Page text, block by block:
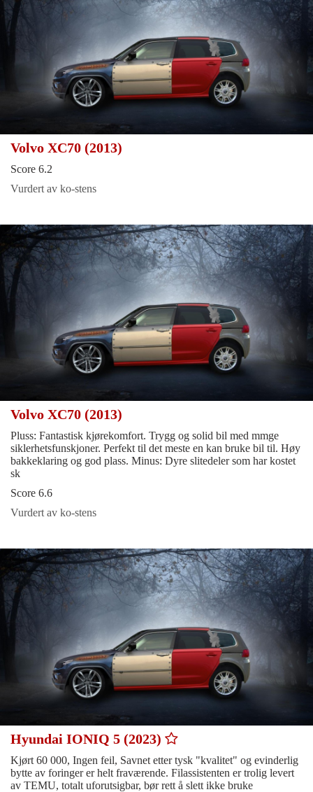
Volvo XC70 (2013)
Score 6.2
Vurdert av ko-stens
Volvo XC70 (2013)
Pluss: Fantastisk kjørekomfort. Trygg og solid bil med mmge
siklerhetsfunskjoner. Perfekt til det meste en kan bruke bil til. Høy
bakkeklaring og god plass. Minus: Dyre slitedeler som har kostet
sk
Score 6.6
Vurdert av ko-stens
Hyundai IONIQ 5 (2023)
Kjørt 60 000, Ingen feil, Savnet etter tysk "kvalitet" og evinderlig
bytte av foringer er helt fraværende. Filassistenten er trolig levert
av TEMU, totalt uforutsigbar, bør rett å slett ikke bruke